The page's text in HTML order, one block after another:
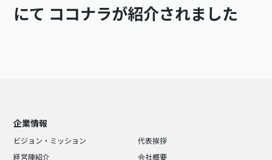
にて ココナラが紹介されました
企業情報
ビジョン・ミッション
代表挨拶
経営陣紹介
会社概要